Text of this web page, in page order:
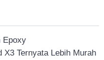
Epoxy
X3 Ternyata Lebih Murah